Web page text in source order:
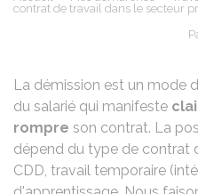
contrat de travail dans le secteur
La démission est un mode
du salarié qui manifeste
rompre son contrat. La
dépend du type de contrat
CDD, travail temporaire